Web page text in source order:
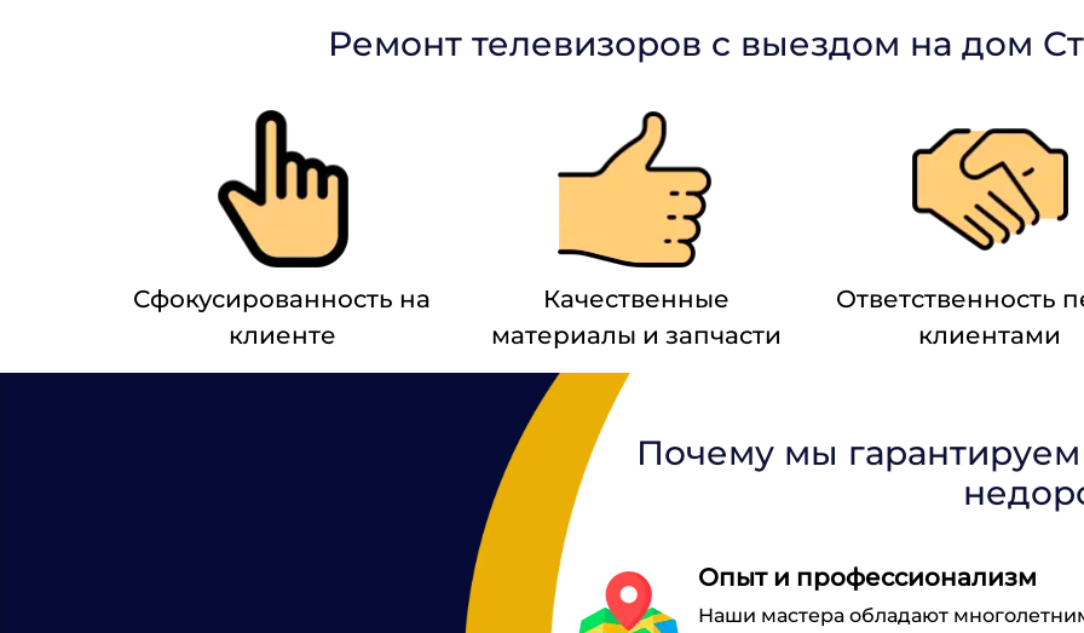
Ремонт телевизоров с выездом на дом
Сфокусированность на
клиенте
Качественные
материалы и запчасти
Ответственность
клиентами
Почему мы
Опыт и профессионализм
Наши мастера обладают